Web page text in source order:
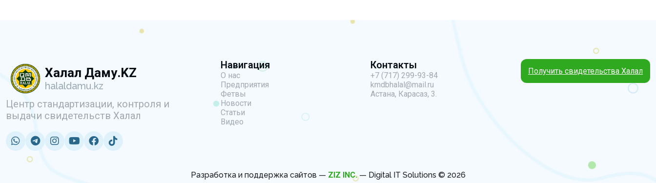
Халал Даму.KZ
halaldamu.kz
Центр стандартизации, контроля и
выдачи свидетельств Халал
Навигация
О нас
Предприятия
Фетвы
Новости
Статьи
Видео
Контакты
+7 (717) 299-93-84
kmdbhalal@mail.ru
Астана, Карасаз, 3.
Получить свидетельства Халал
Разработка и поддержка сайтов — ZIZ INC.— Digital IT Solutions © 2026